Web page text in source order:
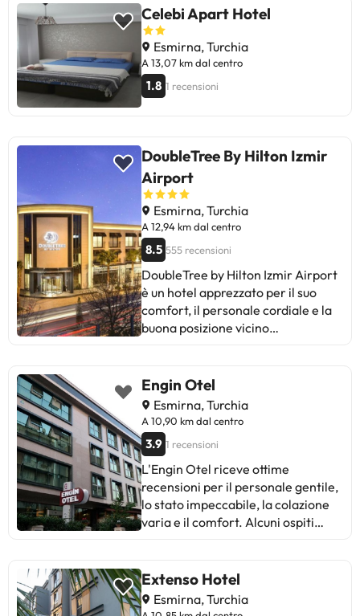
menzionano la mancanza di attività
nelle vicinanze e i rumori
dell'autostrada. Miglioramenti
suggeriti includono il Wi-Fi e
l'insonorizzazione delle camere. In
generale, è ideale per viaggi
cercano comfort e un buon servizio
a un prezzo accessibile!
Celebi Apart Hotel
Esmirna, Turchia
A 13,07 km dal centro
1.8 1 recensioni
DoubleTree By Hilton Izmir
Airport
Esmirna, Turchia
A 12,94 km dal centro
8.5 555 recensioni
DoubleTree by Hilton Izmir Airport
è un hotel apprezzato per il suo
comfort, il personale cordiale e la
buona posizione vicino
miglioramenti nella pulizia e nella
manutenzione. Nonostante alcune
critiche, la maggior parte
sottolinea l'attenzione del
personale e la varietà della
colazione. Ideale per i viaggiatori
con voli mattutini. L'esperienza
complessiva è positiva, con
commenti lusinghieri sul personale
Engin Otel
Esmirna, Turchia
A 10,90 km dal centro
3.9 1 recensioni
L'Engin Otel riceve ottime
recensioni per il personale gentile,
lo stato impeccabile, la colazione
varia e il comfort. Alcuni ospiti
pulizia. In generale, si distingue per
la sua posizione vicino all'aeroporto
e alla stazione degli autobus,
Extenso Hotel
Esmirna, Turchia